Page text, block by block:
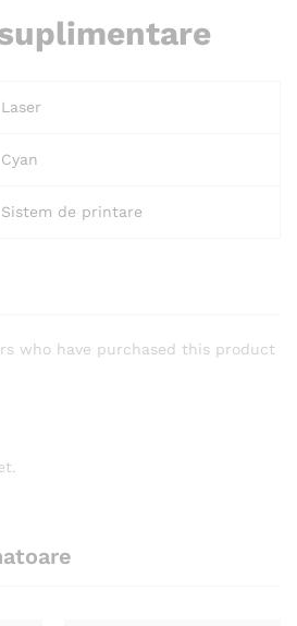
Laser
Cyan
Sistem de printare
who have purchased this product